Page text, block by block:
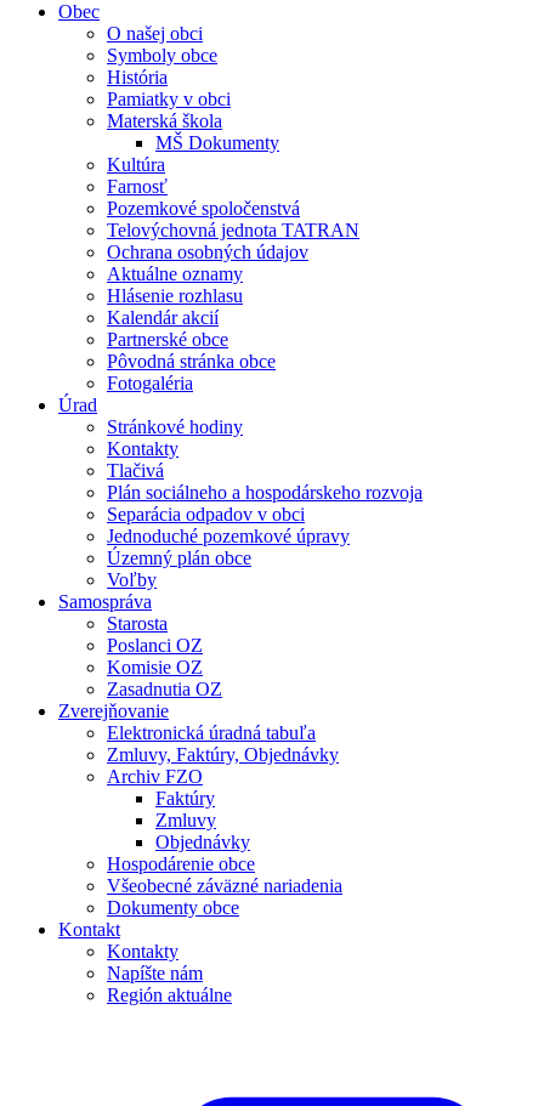
Obec
O našej obci
Symboly obce
História
Pamiatky v obci
Materská škola
MŠ Dokumenty
Kultúra
Farnosť
Pozemkové spoločenstvá
Telovýchovná jednota TATRAN
Ochrana osobných údajov
Aktuálne oznamy
Hlásenie rozhlasu
Kalendár akcií
Partnerské obce
Pôvodná stránka obce
Fotogaléria
Úrad
Stránkové hodiny
Kontakty
Tlačivá
Plán sociálneho a hospodárskeho rozvoja
Separácia odpadov v obci
Jednoduché pozemkové úpravy
Územný plán obce
Voľby
Samospráva
Starosta
Poslanci OZ
Komisie OZ
Zasadnutia OZ
Zverejňovanie
Elektronická úradná tabuľa
Zmluvy, Faktúry, Objednávky
Archiv FZO
Faktúry
Zmluvy
Objednávky
Hospodárenie obce
Všeobecné záväzné nariadenia
Dokumenty obce
Kontakt
Kontakty
Napíšte nám
Región aktuálne